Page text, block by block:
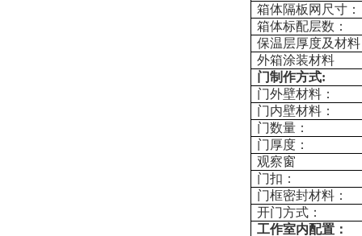
箱体隔板网尺寸：
箱体标配层数：
保温层厚度及材
外箱涂装材料
门制作方式:
门外壁材料：
门内壁材料：
门数量：
门厚度：
观察窗
门扣：
门框密封材料：
开门方式：
工作室内配置：